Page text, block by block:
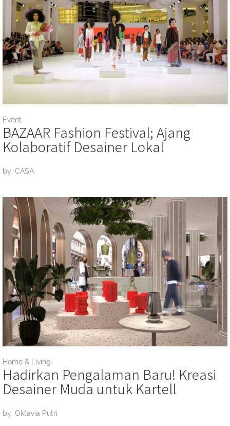
Event
BAZAAR Fashion Festival; Ajang
Kolaboratif Desainer Lokal
by: CASA
Home & Living
Hadirkan Pengalaman Baru! Kreasi
Desainer Muda untuk Kartell
by: Oktavia Putri